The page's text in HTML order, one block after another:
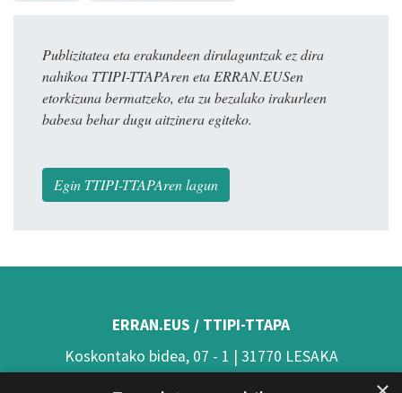
Publizitatea eta erakundeen dirulaguntzak ez dira
nahikoa TTIPI-TTAPAren eta ERRAN.EUSen
etorkizuna bermatzeko, eta zu bezalako irakurleen
babesa behar dugu aitzinera egiteko.
Egin TTIPI-TTAPAren lagun
ERRAN.EUS / TTIPI-TTAPA
Koskontako bidea, 07 - 1 | 31770 LESAKA
(Nafarroa)